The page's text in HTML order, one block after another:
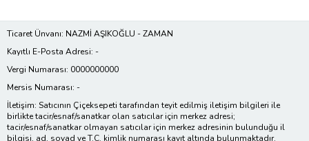
Ticaret Ünvanı: NAZMİ AŞIKOĞLU - ZAMAN
Kayıtlı E-Posta Adresi: -
Vergi Numarası: 0000000000
Mersis Numarası: -
İletişim: Satıcının Çiçeksepeti tarafından teyit edilmiş iletişim bilgileri ile
birlikte tacir/esnaf/sanatkar olan satıcılar için merkez adresi;
tacir/esnaf/sanatkar olmayan satıcılar için merkez adresinin bulunduğu il
bilgisi, ad, soyad ve T.C. kimlik numarası kayıt altında bulunmaktadır.